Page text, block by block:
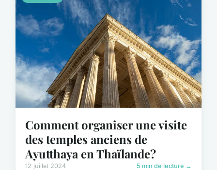
Comment organiser une visite
des temples anciens de
Ayutthaya en Thaïlande?
12 juillet 2024 5 min de lecture →